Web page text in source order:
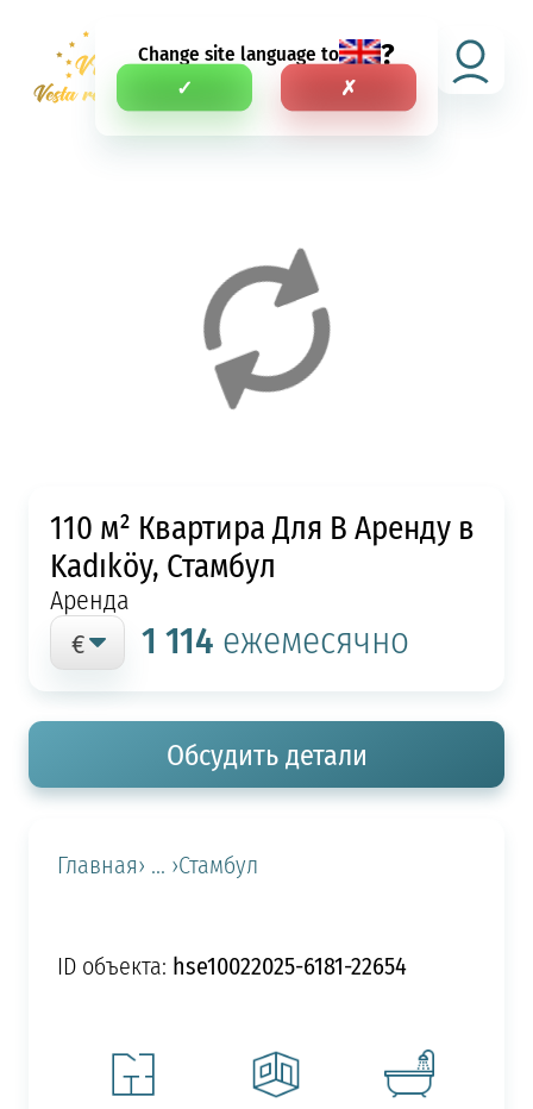
Change site language to ?
✓ ✗
RU
110 м² Квартира Для В Аренду в
Kadıköy, Стамбул
Аренда
1 114 ежемесячно
Обсудить детали
Главная› ... ›Стамбул
ID объекта: hse10022025-6181-22654